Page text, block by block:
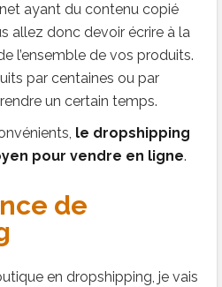
ayant du contenu copié
allez donc devoir écrire à la
l’ensemble de vos produits.
par centaines ou par
un certain temps.
le dropshipping
pour vendre en ligne.
de
en dropshipping, je vais